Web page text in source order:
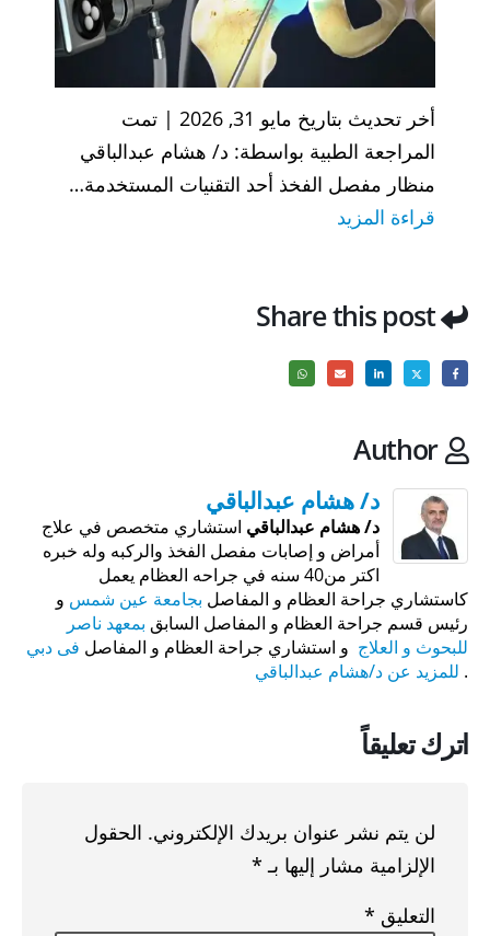
أخر تحديث بتاريخ مايو 31, 2026 | تمت
المراجعة الطبية بواسطة: د/ هشام عبدالباقي
منظار مفصل الفخذ أحد التقنيات المستخدمة…
قراءة المزيد
الفخذ
Hip
Share this post
Author
د/ هشام عبدالباقي
د/ هشام عبدالباقي استشاري متخصص في علاج
أمراض و إصابات مفصل الفخذ والركبه وله خبره
اكتر من40 سنه في جراحه العظام يعمل
كاستشاري جراحة العظام و المفاصل بجامعة عين شمس و
رئيس قسم جراحة العظام و المفاصل السابق بمعهد ناصر
للبحوث و العلاج و استشاري جراحة العظام و المفاصل فى دبي
. للمزيد عن د/هشام عبدالباقي
اترك تعليقاً
لن يتم نشر عنوان بريدك الإلكتروني. الحقول
الإلزامية مشار إليها بـ *
التعليق *